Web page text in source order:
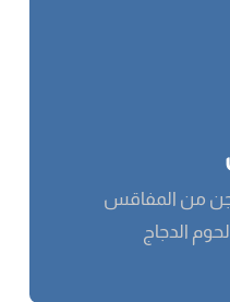
من المفاقس
الدجاج